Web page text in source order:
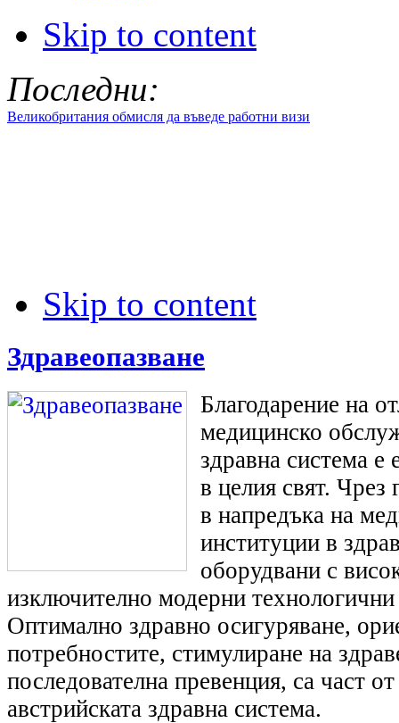
Skip to content
Последни:
Великобритания обмисля да въведе работни визи
Skip to content
Здравеопазване
Благодарение на
медицинско
здравна система е
в целия свят. Чрез
в напредъка на
институции в
оборудвани с
изключително модерни
Оптимално здравно осигуряване,
потребностите, стимулиране на
последователна превенция, са част
австрийската здравна система.